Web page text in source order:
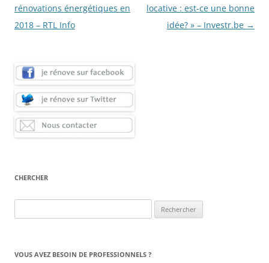
articles
rénovations énergétiques en
2018 – RTL Info
locative : est-ce une bonne
idée? » – Investr.be →
CHERCHER
VOUS AVEZ BESOIN DE PROFESSIONNELS ?